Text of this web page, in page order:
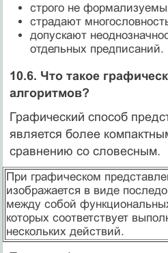
строго не
страдают
допускают
отдельных предписаний.
10.6. Что такое
алгоритмов?
Графический способ
является более
сравнению со словесным.
При графическом
изображается в виде
между собой
которых соответствует
нескольких действий.